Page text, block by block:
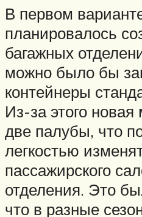
В первом
планировалось
багажных
можно было бы
контейнеры
Из-за этого
две палубы, что
легкостью
пассажирского
отделения. Это
что в разные